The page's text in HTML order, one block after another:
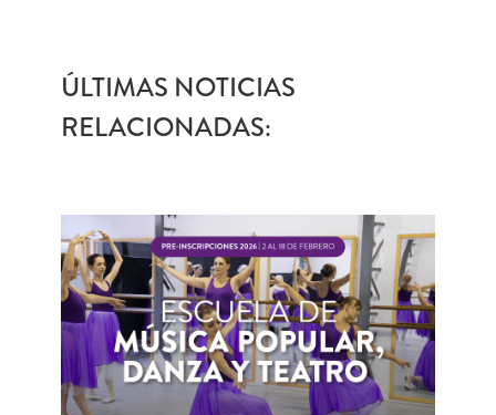
ÚLTIMAS NOTICIAS
RELACIONADAS: